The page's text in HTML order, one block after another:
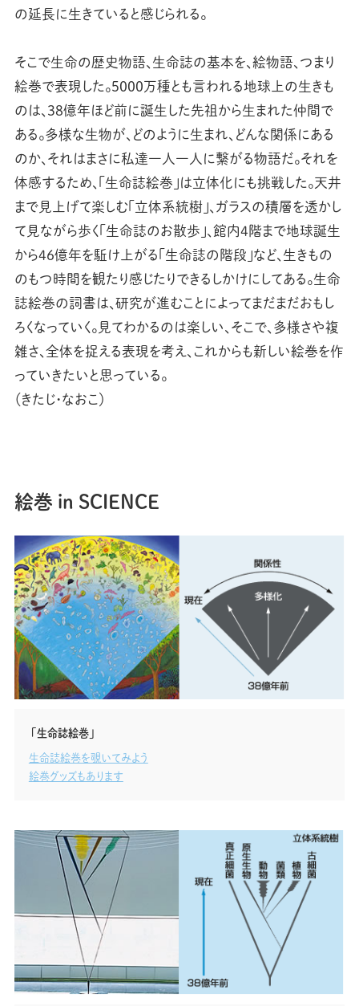
の延長に生きていると感じられる。
そこで生命の歴史物語、生命誌の基本を、絵物語、つまり
絵巻で表現した。5000万種とも言われる地球上の生きも
のは、38億年ほど前に誕生した先祖から生まれた仲間で
ある。多様な生物が、どのように生まれ、どんな関係にある
のか、それはまさに私達一人一人に繋がる物語だ。それを
体感するため、「生命誌絵巻」は立体化にも挑戦した。天井
まで見上げて楽しむ「立体系統樹」、ガラスの積層を透かし
て見ながら歩く「生命誌のお散歩」、館内4階まで地球誕生
から46億年を駈け上がる「生命誌の階段」など、生きもの
のもつ時間を観たり感じたりできるしかけにしてある。生命
誌絵巻の詞書は、研究が進むことによってまだまだおもし
ろくなっていく。見てわかるのは楽しい、そこで、多様さや複
雑さ、全体を捉える表現を考え、これからも新しい絵巻を作
っていきたいと思っている。
（きたじ・なおこ）
絵巻 in SCIENCE
「生命誌絵巻」
生命誌絵巻を覗いてみよう
絵巻グッズもあります